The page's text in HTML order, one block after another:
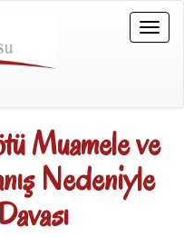
Toggle
Muamele ve
Nedeniyle